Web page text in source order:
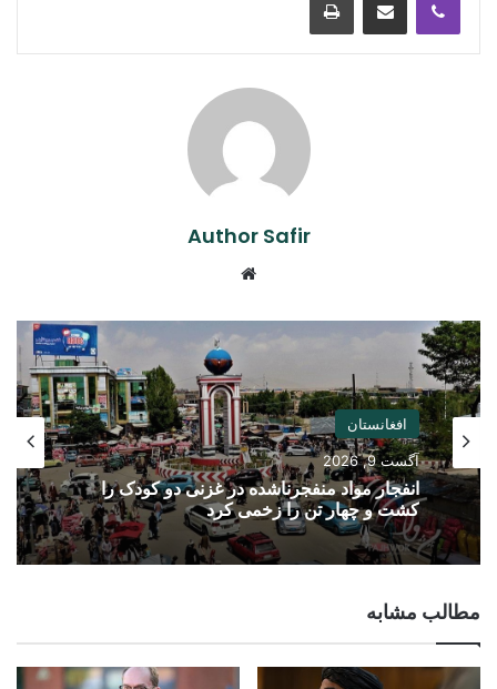
Author Safir
افغانستان
آگست 9, 2026
انفجار مواد منفجرناشده در غزنی دو کودک را
کشت و چهار تن را زخمی کرد
مطالب مشابه